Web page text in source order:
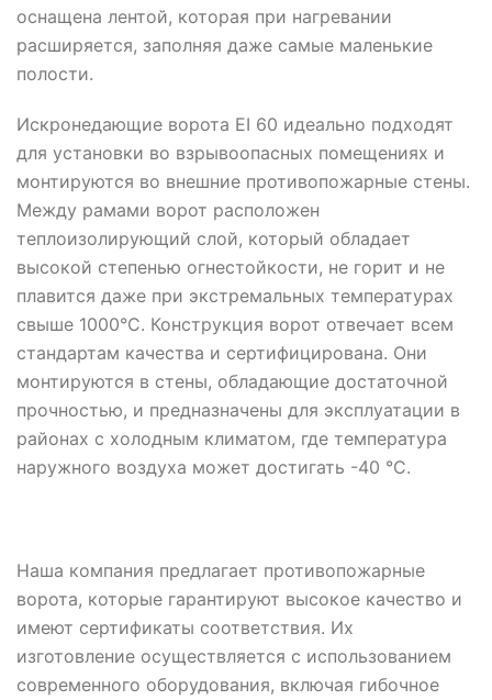
оснащена лентой, которая при нагревании
расширяется, заполняя даже самые маленькие
полости.
Искронедающие ворота EI 60 идеально подходят
для установки во взрывоопасных помещениях и
монтируются во внешние противопожарные стены.
Между рамами ворот расположен
теплоизолирующий слой, который обладает
высокой степенью огнестойкости, не горит и не
плавится даже при экстремальных температурах
свыше 1000°C. Конструкция ворот отвечает всем
стандартам качества и сертифицирована. Они
монтируются в стены, обладающие достаточной
прочностью, и предназначены для эксплуатации в
районах с холодным климатом, где температура
наружного воздуха может достигать -40 °C.
Наша компания предлагает противопожарные
ворота, которые гарантируют высокое качество и
имеют сертификаты соответствия. Их
изготовление осуществляется с использованием
современного оборудования, включая гибочное